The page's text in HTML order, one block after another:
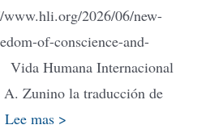
www.hli.org/2026/06/new-
of-conscience-and-
Humana Internacional
A. Zunino la traducción de
Lee mas >